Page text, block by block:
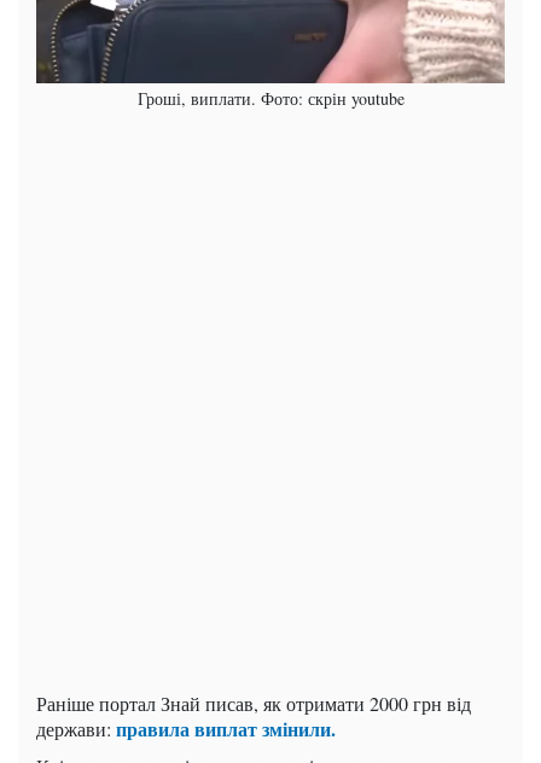
Гроші, виплати. Фото: скрін youtube
Раніше портал Знай писав, як отримати 2000 грн від
держави: правила виплат змінили.